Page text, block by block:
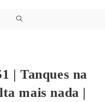
| Tanques na
mais nada |